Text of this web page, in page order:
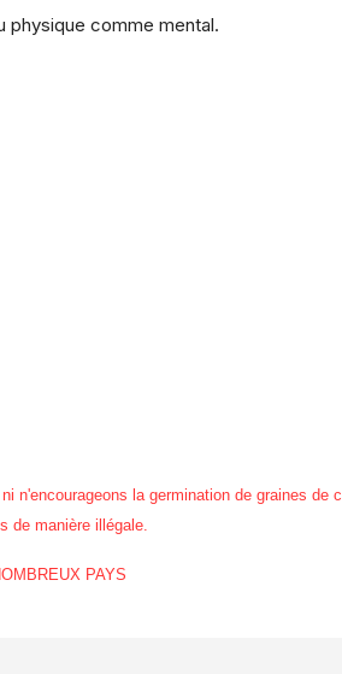
physique comme mental.
n'encourageons la germination de graines de
de manière illégale.
PAYS